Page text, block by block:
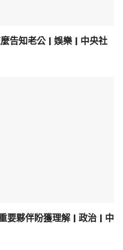
告知老公 | 娛樂 | 中央社
要夥伴盼獲理解 | 政治 | 中